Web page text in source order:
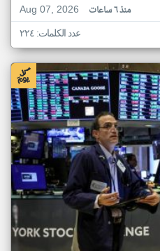
Aug 07, 2026
منذ ٦ ساعات
عدد الكلمات: ٢٢٤